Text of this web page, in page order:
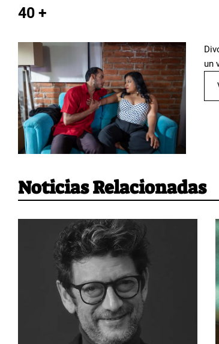
40 +
un
Noticias Relacionadas